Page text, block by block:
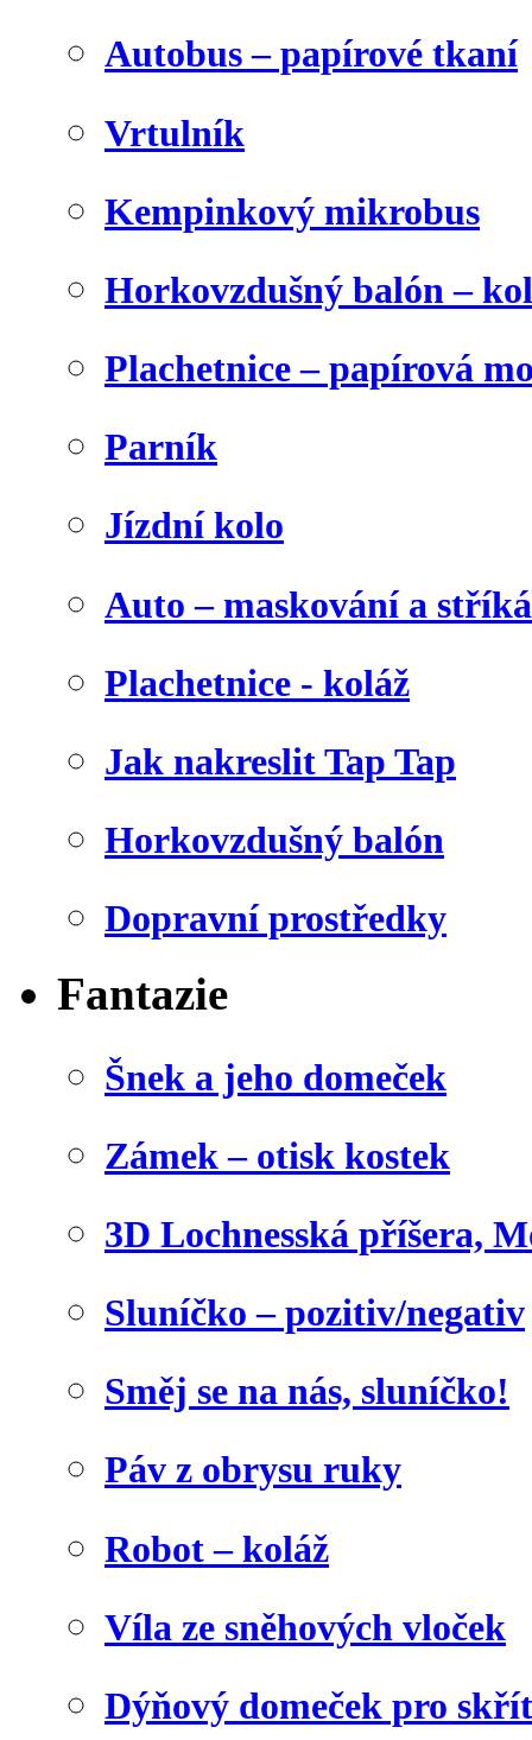
Autobus – papírové tkaní
Vrtulník
Kempinkový mikrobus
Horkovzdušný balón –
Plachetnice – papírová
Parník
Jízdní kolo
Auto – maskování a
Plachetnice - koláž
Jak nakreslit Tap Tap
Horkovzdušný balón
Dopravní prostředky
Fantazie
Šnek a jeho domeček
Zámek – otisk kostek
3D Lochnesská příšera,
Sluníčko – pozitiv/negativ
Směj se na nás, sluníčko!
Páv z obrysu ruky
Robot – koláž
Víla ze sněhových vloček
Dýňový domeček pro